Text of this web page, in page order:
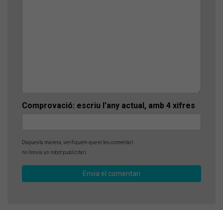
Comprovació: escriu l'any actual, amb 4 xifres
D'aquesta manera, verifiquem que el teu comentari
no l'envia un robot publicitari.